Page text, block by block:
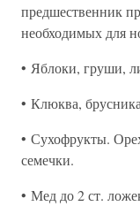
предшественник
необходимых для
• Яблоки, груши,
• Клюква,
• Сухофрукты.
семечки.
• Мед до 2 ст.